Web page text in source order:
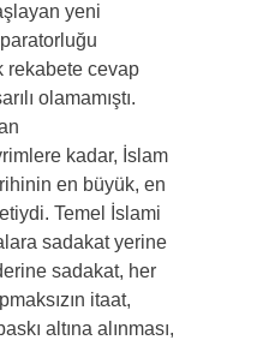
yeni
rekabete cevap
olamamıştı.
kadar, İslam
en büyük, en
Temel İslami
sadakat yerine
sadakat, her
itaat,
altına alınması,